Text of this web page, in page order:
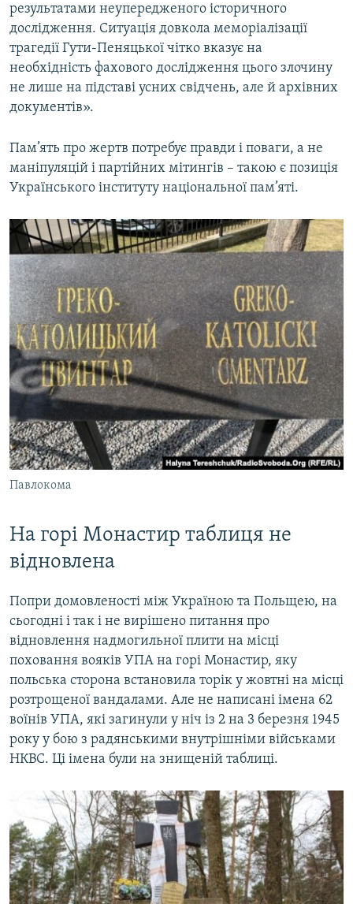
результатами неупередженого історичного
дослідження. Ситуація довкола меморіалізації
трагедії Гути-Пеняцької чітко вказує на
необхідність фахового дослідження цього злочину
не лише на підставі усних свідчень, але й архівних
документів».
Пам’ять про жертв потребує правди і поваги, а не
маніпуляцій і партійних мітингів – такою є позиція
Українського інституту національної пам’яті.
Павлокома
На горі Монастир таблиця не
відновлена
Попри домовленості між Україною та Польщею, на
сьогодні і так і не вирішено питання про
відновлення надмогильної плити на місці
поховання вояків УПА на горі Монастир, яку
польська сторона встановила торік у жовтні на місці
розтрощеної вандалами. Але не написані імена 62
воїнів УПА, які загинули у ніч із 2 на 3 березня 1945
року у бою з радянськими внутрішніми військами
НКВС. Ці імена були на знищеній таблиці.